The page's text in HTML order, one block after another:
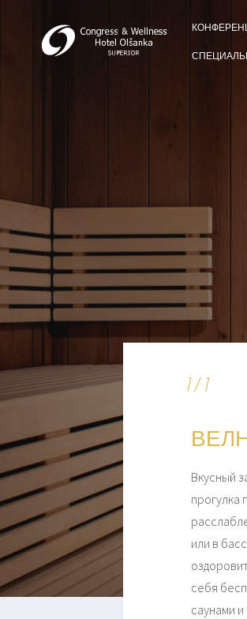
1 / 1
Вкусный
прогулка
или в
себя
саунами